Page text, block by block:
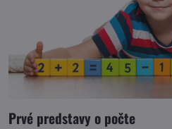
Prvé predstavy o počte